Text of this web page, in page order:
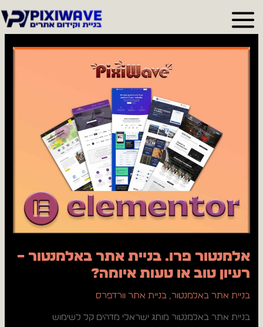
לתוכן
אלמנטור פרו. בניית אתר באלמנטור –
רעיון טוב או טעות איומה?
בניית אתר באלמנטור,בניית אתר וורדפרס
בניית אתר באלמנטור מותג ישראלי מדהים קל לשימוש